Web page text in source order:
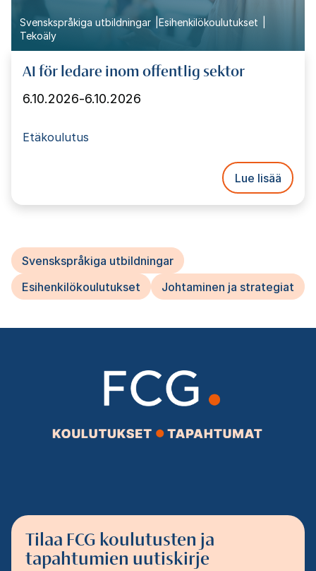
Svenskspråkiga utbildningar
Esihenkilökoulutukset
Tekoäly
AI för ledare inom offentlig sektor
6.10.2026-6.10.2026
Etäkoulutus
Lue lisää
Svenskspråkiga utbildningar
Esihenkilökoulutukset
Johtaminen ja strategiat
Tilaa FCG koulutusten ja
tapahtumien uutiskirje